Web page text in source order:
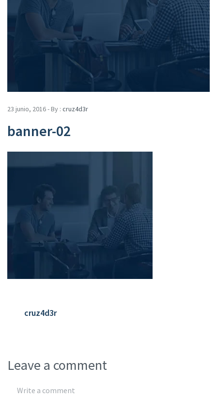
23 junio, 2016 - By : cruz4d3r
banner-02
cruz4d3r
Leave a comment